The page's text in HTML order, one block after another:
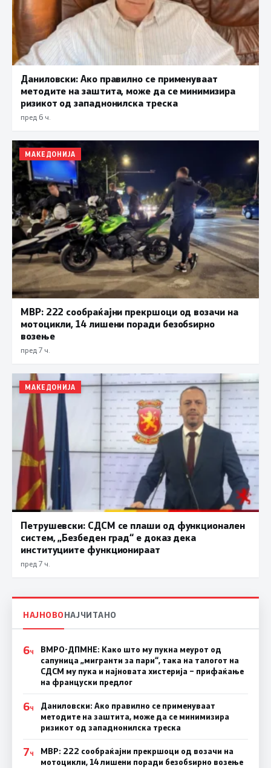
Даниловски: Ако правилно се применуваат
методите на заштита, може да се минимизира
ризикот од западнонилска треска
пред 6 ч.
МАКЕДОНИЈА
МВР: 222 сообраќајни прекршоци од возачи на
мотоцикли, 14 лишени поради безобѕирно
возење
пред 7 ч.
МАКЕДОНИЈА
Петрушевски: СДСМ се плаши од функционален
систем, „Безбеден град“ е доказ дека
институциите функционираат
пред 7 ч.
НАЈНОВОНАЈЧИТАНО
6Ч
ВМРО-ДПМНЕ: Како што му пукна меурот од
сапуница „мигранти за пари“, така на талогот на
СДСМ му пука и најновата хистерија – прифаќање
на француски предлог
6Ч
Даниловски: Ако правилно се применуваат
методите на заштита, може да се минимизира
ризикот од западнонилска треска
7Ч
МВР: 222 сообраќајни прекршоци од возачи на
мотоцикли, 14 лишени поради безобѕирно возење